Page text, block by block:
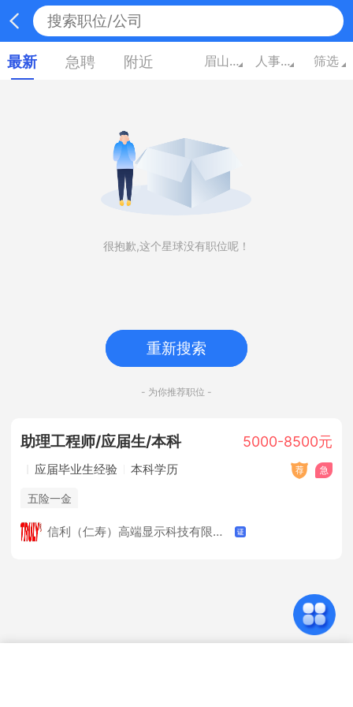
最新 急聘 附近 眉山四川 人事/行政/高级管理 筛选
很抱歉,这个星球没有职位呢！
重新搜索
- 为你推荐职位 -
助理工程师/应届生/本科 5000-8500元
应届毕业生经验 本科学历
五险一金
信利（仁寿）高端显示科技有限公司